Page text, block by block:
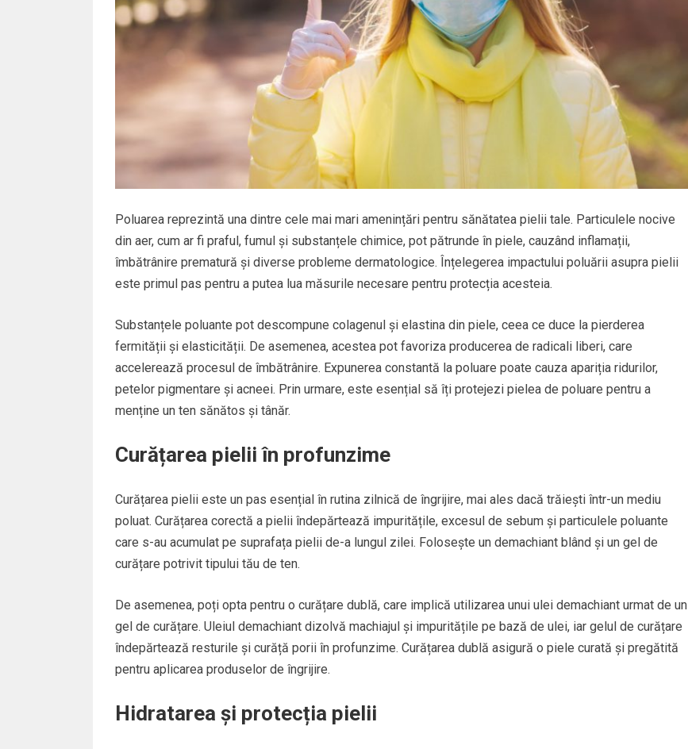
Poluarea reprezintă una dintre cele mai mari amenințări pentru sănătatea pielii tale. Particulele nocive
din aer, cum ar fi praful, fumul și substanțele chimice, pot pătrunde în piele, cauzând inflamații,
îmbătrânire prematură și diverse probleme dermatologice. Înțelegerea impactului poluării asupra pielii
este primul pas pentru a putea lua măsurile necesare pentru protecția acesteia.
Substanțele poluante pot descompune colagenul și elastina din piele, ceea ce duce la pierderea
fermității și elasticității. De asemenea, acestea pot favoriza producerea de radicali liberi, care
accelerează procesul de îmbătrânire. Expunerea constantă la poluare poate cauza apariția ridurilor,
petelor pigmentare și acneei. Prin urmare, este esențial să îți protejezi pielea de poluare pentru a
menține un ten sănătos și tânăr.
Curățarea pielii în profunzime
Curățarea pielii este un pas esențial în rutina zilnică de îngrijire, mai ales dacă trăiești într-un mediu
poluat. Curățarea corectă a pielii îndepărtează impuritățile, excesul de sebum și particulele poluante
care s-au acumulat pe suprafața pielii de-a lungul zilei. Folosește un demachiant blând și un gel de
curățare potrivit tipului tău de ten.
De asemenea, poți opta pentru o curățare dublă, care implică utilizarea unui ulei demachiant urmat de un
gel de curățare. Uleiul demachiant dizolvă machiajul și impuritățile pe bază de ulei, iar gelul de curățare
îndepărtează resturile și curăță porii în profunzime. Curățarea dublă asigură o piele curată și pregătită
pentru aplicarea produselor de îngrijire.
Hidratarea și protecția pielii